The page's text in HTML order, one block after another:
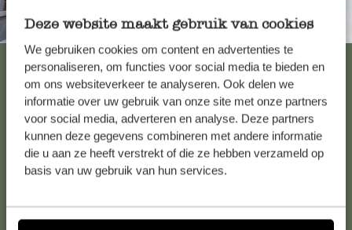
Deze website maakt gebruik van cookies
We gebruiken cookies om content en advertenties te
personaliseren, om functies voor social media te bieden en
om ons websiteverkeer te analyseren. Ook delen we
informatie over uw gebruik van onze site met onze partners
voor social media, adverteren en analyse. Deze partners
kunnen deze gegevens combineren met andere informatie
die u aan ze heeft verstrekt of die ze hebben verzameld op
basis van uw gebruik van hun services.
Toujours à proximité
Voir les 62 magasins
Service clientèle
Pour toute question ou demande de conseil ou d’aide,
nos réponses auxquestions les plus fréquemment posées.